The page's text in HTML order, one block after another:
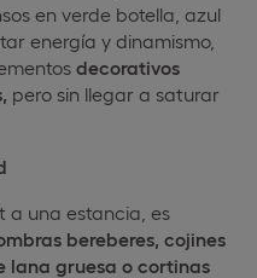
en verde botella, azul
energía y dinamismo,
decorativos
pero sin llegar a saturar
a una estancia, es
bereberes, cojines
lana gruesa o cortinas